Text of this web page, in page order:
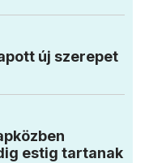
új szerepet
estig tartanak